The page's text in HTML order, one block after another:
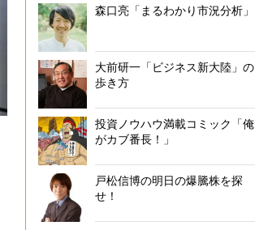
森口亮「まるわかり市況分析」
大前研一「ビジネス新大陸」の
歩き方
投資ノウハウ満載コミック「俺
がカブ番長！」
戸松信博の明日の爆騰株を探
せ！